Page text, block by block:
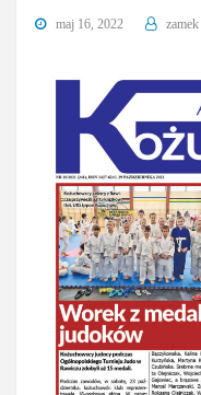
maj 16, 2022 zamek